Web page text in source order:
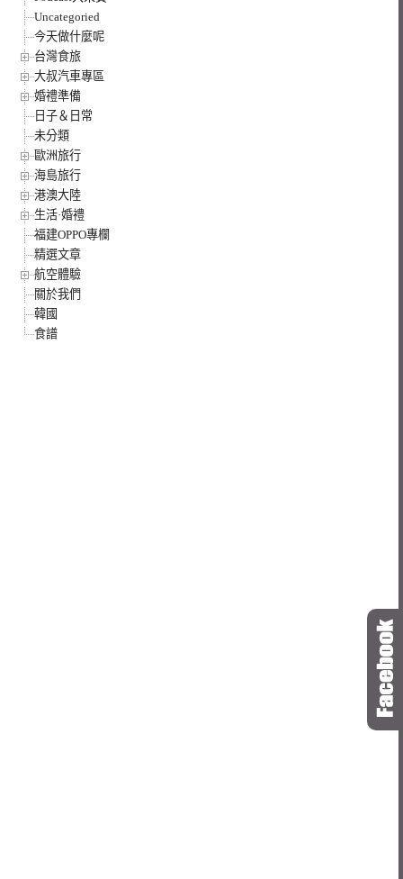
Uncategoried
今天做什麼呢
台灣食旅
大叔汽車專區
婚禮準備
日子＆日常
未分類
歐洲旅行
海島旅行
港澳大陸
生活·婚禮
福建OPPO專欄
精選文章
航空體驗
關於我們
韓國
食譜